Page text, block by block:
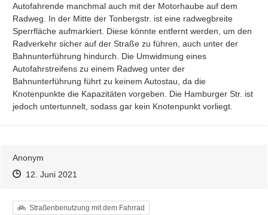
Autofahrende manchmal auch mit der Motorhaube auf dem
Radweg. In der Mitte der Tonbergstr. ist eine radwegbreite
Sperrfläche aufmarkiert. Diese könnte entfernt werden, um den
Radverkehr sicher auf der Straße zu führen, auch unter der
Bahnunterführung hindurch. Die Umwidmung eines
Autofahrstreifens zu einem Radweg unter der
Bahnunterführung führt zu keinem Autostau, da die
Knotenpunkte die Kapazitäten vorgeben. Die Hamburger Str. ist
jedoch untertunnelt, sodass gar kein Knotenpunkt vorliegt.
Anonym
Zeitpunkt des Erstellens
Zeitpunkt des Erstellens
12. Juni 2021
Kategorie
Straßenbenutzung mit dem Fahrrad